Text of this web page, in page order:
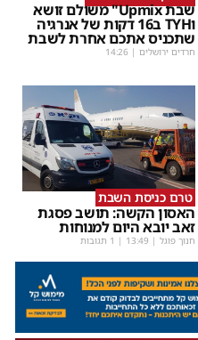
שבת Upmix" משולם זושא
וTYH ב16 דקות של אנרגיה
שתכניס אתכם אחרת לשבת
חרדים ירושלים |
14:26
טרם כניסת השבת
האסון הקשה: תושב פסגת
זאב יובא היום למנוחות
חנוך פוגל |
13:49 | 1 תגובות